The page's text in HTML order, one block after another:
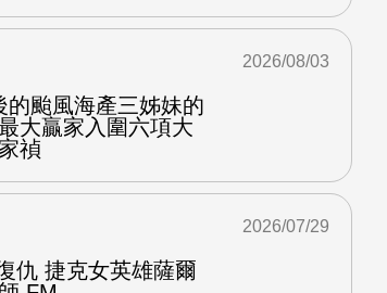
颱風海產三姊妹的
大贏家入圍六項大
禎
2026/08/03
仇 捷克女英雄薩爾
2026/07/29